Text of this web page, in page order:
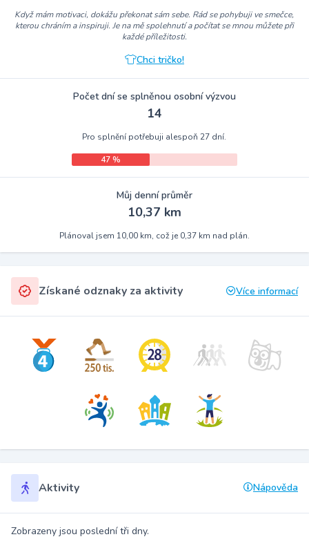
Když mám motivaci, dokážu překonat sám sebe. Rád se pohybuji ve smečce,
kterou chráním a inspiruji. Je na mě spolehnutí a počítat se mnou můžete při
každé příležitosti.
Chci tričko!
Počet dní se splněnou osobní výzvou
14
Pro splnění potřebuji alespoň 27 dní.
47 %
Můj denní průměr
10,37 km
Plánoval jsem 10,00 km, což je 0,37 km nad plán.
Získané odznaky za aktivity Více informací
Aktivity Nápověda
Zobrazeny jsou poslední tři dny.